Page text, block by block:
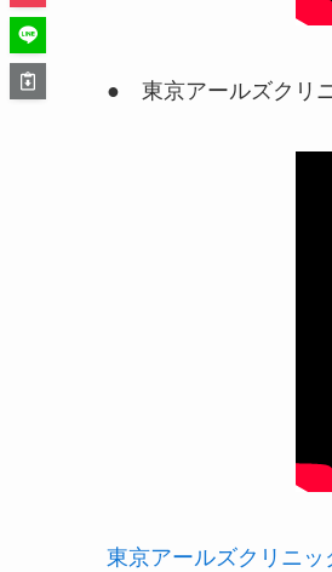
● 東京アールズクリ
東京アールズクリニ